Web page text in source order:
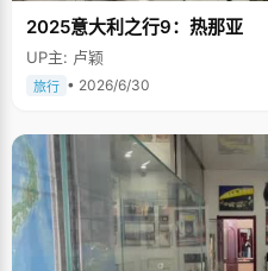
2025意大利之行9：热那亚
UP主: 卢颖
旅行 • 2026/6/30